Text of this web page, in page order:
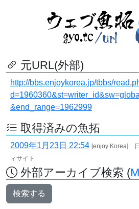
元URL(外部)
http://bbs.enjoykorea.jp/tbbs/
&end_range=1962999
取得済みの魚拓
2009年1月23日 22:54 [enjoy Korea]
ィサイト
外部アーカイブ検索 (
検索する